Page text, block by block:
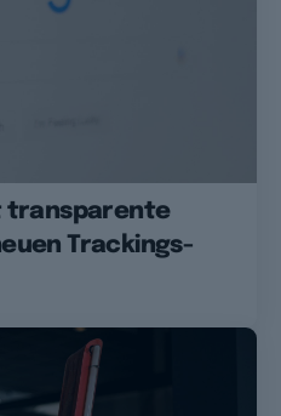
transparente
Trackings-